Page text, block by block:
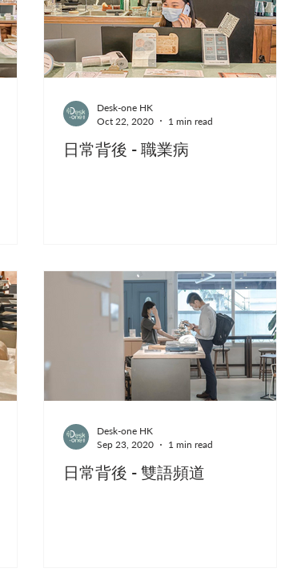
日常背後 - 職業病
Desk-one HK
Oct 22, 2020
1 min read
日常背後 - 雙語頻道
Desk-one HK
Sep 23, 2020
1 min read